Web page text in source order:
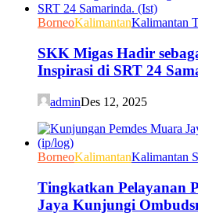
BorneoKalimantanKalimantan
SKK Migas Hadir
Inspirasi di SRT 24
adminDes 12, 2025
BorneoKalimantanKalimantan
Tingkatkan Pelayanan
Jaya Kunjungi